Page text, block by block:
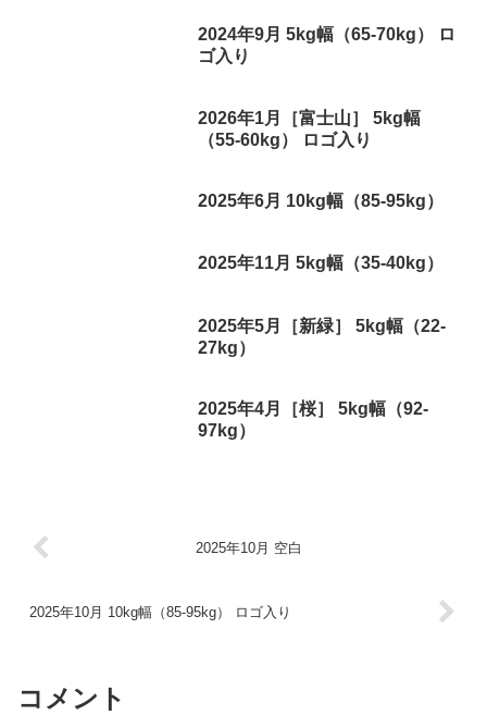
2024年9月 5kg幅（65-70kg） ロ
ゴ入り
2026年1月［富士山］ 5kg幅
（55-60kg） ロゴ入り
2025年6月 10kg幅（85-95kg）
2025年11月 5kg幅（35-40kg）
2025年5月［新緑］ 5kg幅（22-
27kg）
2025年4月［桜］ 5kg幅（92-
97kg）
2025年10月 空白
2025年10月 10kg幅（85-95kg） ロゴ入り
コメント